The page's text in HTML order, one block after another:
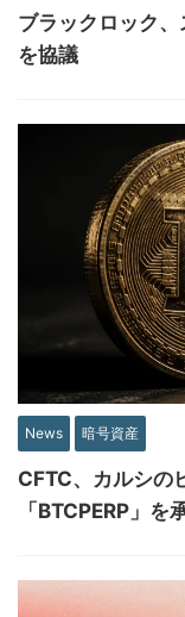
ブラックロック
を協議
News 暗号資産
CFTC、カルシの
「BTCPERP」を